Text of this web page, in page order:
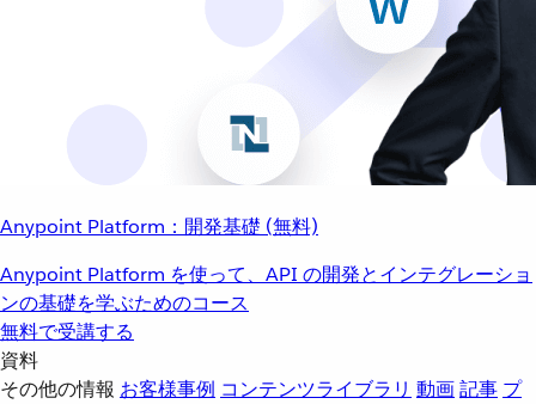
Anypoint Platform：開発基礎 (無料)
Anypoint Platform を使って、API の開発とインテグレーショ
ンの基礎を学ぶためのコース
無料で受講する
資料
その他の情報 お客様事例 コンテンツライブラリ 動画記事 プ